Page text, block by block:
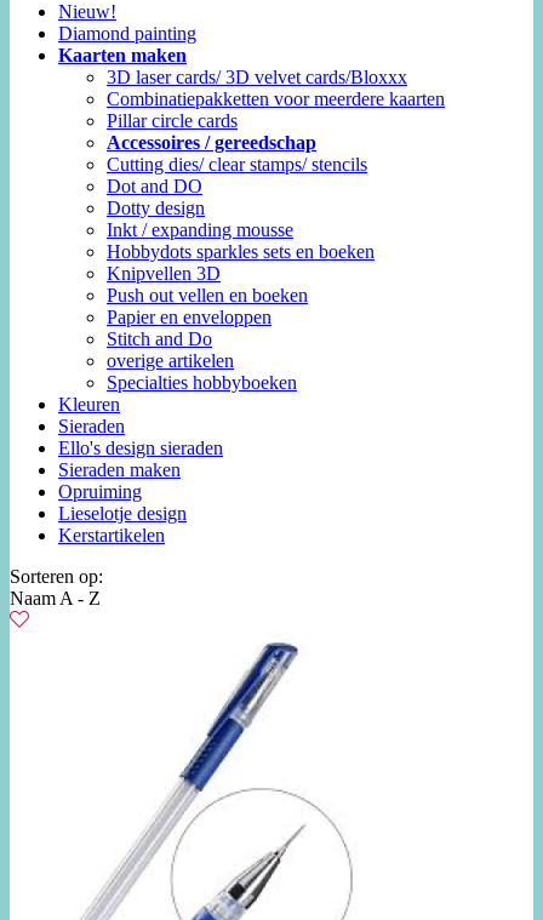
Nieuw!
Diamond painting
Kaarten maken
3D laser cards/ 3D velvet cards/Bloxxx
Combinatiepakketten voor meerdere kaarten
Pillar circle cards
Accessoires / gereedschap
Cutting dies/ clear stamps/ stencils
Dot and DO
Dotty design
Inkt / expanding mousse
Hobbydots sparkles sets en boeken
Knipvellen 3D
Push out vellen en boeken
Papier en enveloppen
Stitch and Do
overige artikelen
Specialties hobbyboeken
Kleuren
Sieraden
Ello's design sieraden
Sieraden maken
Opruiming
Lieselotje design
Kerstartikelen
Sorteren op:
Naam A - Z